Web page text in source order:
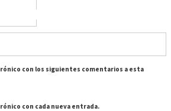
con los siguientes comentarios a esta
con cada nueva entrada.